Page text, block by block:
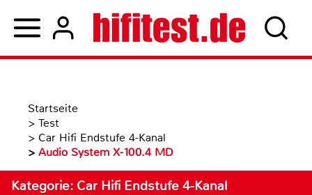
Startseite
> Test
> Car Hifi Endstufe 4-Kanal
> Audio System X-100.4 MD
Kategorie: Car Hifi Endstufe 4-Kanal